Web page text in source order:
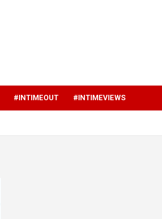
#INTIMEOUT #INTIMEVIEWS